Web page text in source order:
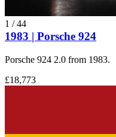
1 /44
1983 | Porsche 924
Porsche 924 2.0 from 1983.
£18,773